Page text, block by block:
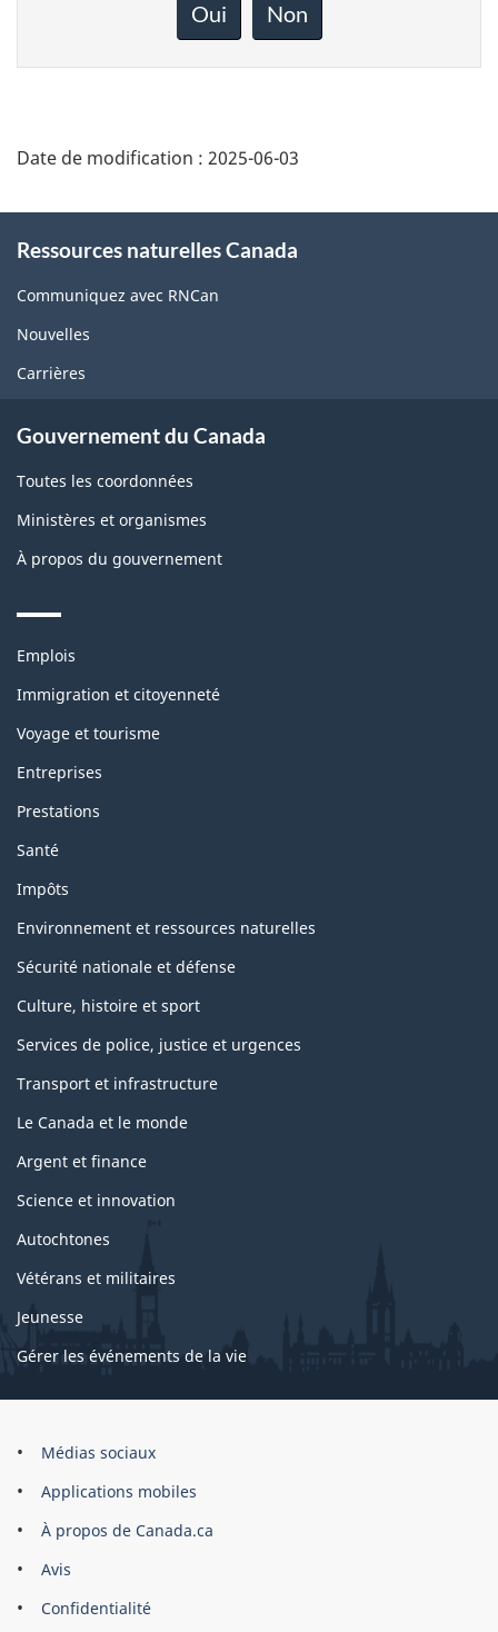
page
Oui Non
Date de modification : 2025-06-03
this
site
Ressources naturelles Canada
Communiquez avec RNCan
Nouvelles
Carrières
Gouvernement du Canada
Toutes les coordonnées
Ministères et organismes
À propos du gouvernement
Themes
topics
Emplois
Immigration et citoyenneté
Voyage et tourisme
Entreprises
Prestations
Santé
Impôts
Environnement et ressources naturelles
Sécurité nationale et défense
Culture, histoire et sport
Services de police, justice et urgences
Transport et infrastructure
Le Canada et le monde
Argent et finance
Science et innovation
Autochtones
Vétérans et militaires
Jeunesse
Gérer les événements de la vie
Organisation
gouvernement
du
Canada
Médias sociaux
Applications mobiles
À propos de Canada.ca
Avis
Confidentialité